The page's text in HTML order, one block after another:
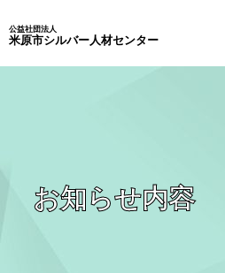
公益社団法人
米原市シルバー人材センター
お知らせ内容